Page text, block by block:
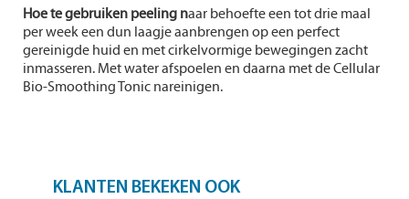
Hoe te gebruiken peeling naar behoefte een tot drie maal
per week een dun laagje aanbrengen op een perfect
gereinigde huid en met cirkelvormige bewegingen zacht
inmasseren. Met water afspoelen en daarna met de Cellular
Bio-Smoothing Tonic nareinigen.
KLANTEN BEKEKEN OOK